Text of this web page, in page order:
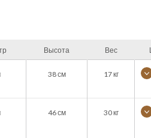
Высота Вес
38см 17кг
46см 30кг